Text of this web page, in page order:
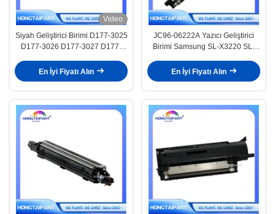
Video
Siyah Geliştirici Birimi D177-3025
D177-3026 D177-3027 D177-
D177-3022 D177-3023 Ricoh MP
için C2003 C2503 Ofis Yazıcı
En İyi Fiyatı Alın
JC96-06222A Yazıcı Geliştirici
Birimi Samsung SL-X3220 SL-
9251
En İyi Fiyatı Alın